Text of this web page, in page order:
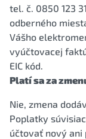
tel. č. 0850 123
odberného
Vášho
vyúčtovacej
EIC kód.
Platí sa za
Nie, zmena
Poplatky
účtovať nový ani